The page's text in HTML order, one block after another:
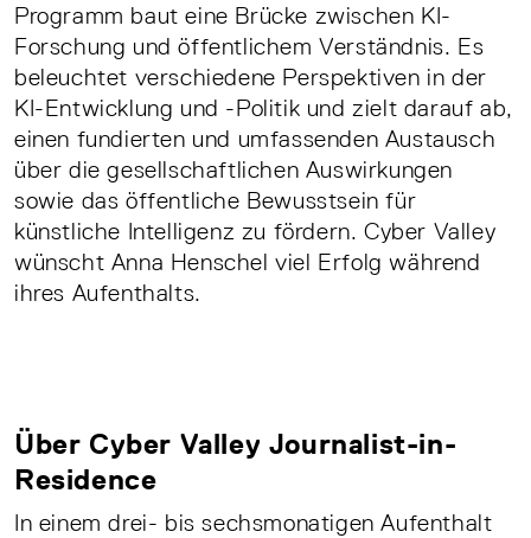
Programm baut eine Brücke zwischen KI-
Forschung und öffentlichem Verständnis. Es
beleuchtet verschiedene Perspektiven in der
KI-Entwicklung und -Politik und zielt darauf ab,
einen fundierten und umfassenden Austausch
über die gesellschaftlichen Auswirkungen
sowie das öffentliche Bewusstsein für
künstliche Intelligenz zu fördern. Cyber Valley
wünscht Anna Henschel viel Erfolg während
ihres Aufenthalts.
Über Cyber Valley Journalist-in-
Residence
In einem drei- bis sechsmonatigen Aufenthalt